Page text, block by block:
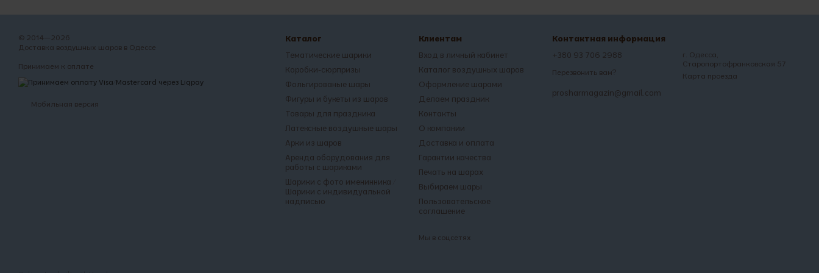
© 2014—2026
Доставка воздушных шаров в Одессе
Принимаем к оплате
Мобильная версия
Каталог
Тематические шарики
Коробки-сюрпризы
Фольгированые шары
Фигуры и букеты из шаров
Товары для праздника
Латексные воздушные шары
Арки из шаров
Аренда оборудования для
работы с шариками
Шарики с фото именинника /
Шарики с индивидуальной
надписью
Клиентам
Вход в личный кабинет
Каталог воздушных шаров
Оформление шарами
Делаем праздник
Контакты
О компании
Доставка и оплата
Гарантии качества
Печать на шарах
Выбираем шары
Пользовательское
соглашение
Мы в соцсетях
Контактная информация
+380 93 706 2988
Перезвонить вам?
prosharmagazin@gmail.com
г. Одесса,
Старопортофранковская 57
Карта проезда